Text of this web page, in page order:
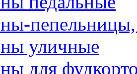
уличные
для